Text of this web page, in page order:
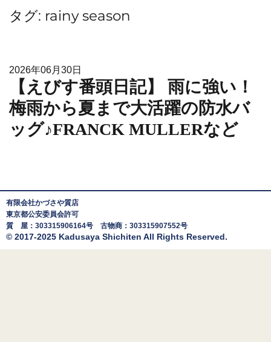
タグ: rainy season
2026年06月30日
【えびす番頭日記】 雨に強い！
梅雨から夏まで大活躍の防水バ
ッグ♪FRANCK MULLERなど
有限会社かづさや質店
東京都公安委員会許可
質 屋：303315906164号 古物商：303315907552号
© 2017-2025 Kadusaya Shichiten All Rights Reserved.